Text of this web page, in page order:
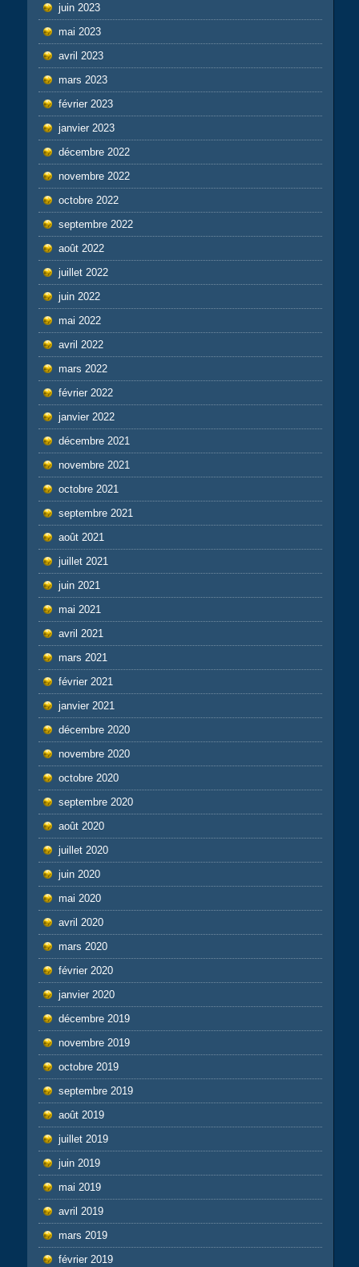
juin 2023
mai 2023
avril 2023
mars 2023
février 2023
janvier 2023
décembre 2022
novembre 2022
octobre 2022
septembre 2022
août 2022
juillet 2022
juin 2022
mai 2022
avril 2022
mars 2022
février 2022
janvier 2022
décembre 2021
novembre 2021
octobre 2021
septembre 2021
août 2021
juillet 2021
juin 2021
mai 2021
avril 2021
mars 2021
février 2021
janvier 2021
décembre 2020
novembre 2020
octobre 2020
septembre 2020
août 2020
juillet 2020
juin 2020
mai 2020
avril 2020
mars 2020
février 2020
janvier 2020
décembre 2019
novembre 2019
octobre 2019
septembre 2019
août 2019
juillet 2019
juin 2019
mai 2019
avril 2019
mars 2019
février 2019